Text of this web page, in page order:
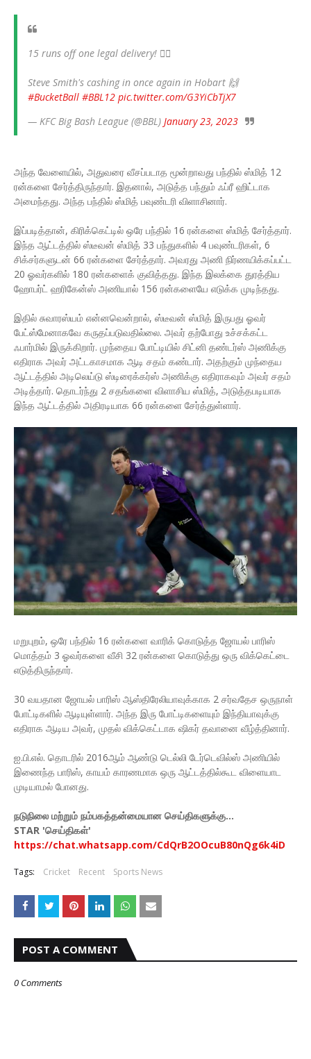
15 runs off one legal delivery! 😵‍💫
Steve Smith's cashing in once again in Hobart 🙌
#BucketBall #BBL12 pic.twitter.com/G3YiCbTjX7
— KFC Big Bash League (@BBL) January 23, 2023
அந்த வேளையில், அதுவரை வீசப்படாத மூன்றாவது பந்தில் ஸ்மித் 12
ரன்களை சேர்த்திருந்தார். இதனால், அடுத்த பந்தும் ஃப்ரீ ஹிட்டாக
அமைந்தது. அந்த பந்தில் ஸ்மித் பவுண்டரி விளாசினார்.
இப்படித்தான், கிரிக்கெட்டில் ஒரே பந்தில் 16 ரன்களை ஸ்மித் சேர்த்தார்.
இந்த ஆட்டத்தில் ஸ்டீவன் ஸ்மித் 33 பந்துகளில் 4 பவுண்டரிகள், 6
சிக்சர்களுடன் 66 ரன்களை சேர்த்தார். அவரது அணி நிர்ணயிக்கப்பட்ட
20 ஓவர்களில் 180 ரன்களைக் குவித்தது. இந்த இலக்கை துரத்திய
ஹோபர்ட் ஹரிகேன்ஸ் அணியால் 156 ரன்களையே எடுக்க முடிந்தது.
இதில் சுவாரஸ்யம் என்னவென்றால், ஸ்டீவன் ஸ்மித் இருபது ஓவர்
பேட்ஸ்மேனாகவே கருதப்படுவதில்லை. அவர் தற்போது உச்சக்கட்ட
ஃபார்மில் இருக்கிறார். முந்தைய போட்டியில் சிட்னி தண்டர்ஸ் அணிக்கு
எதிராக அவர் அட்டகாசமாக ஆடி சதம் கண்டார். அதற்கும் முந்தைய
ஆட்டத்தில் அடிலெய்டு ஸ்டிரைக்கர்ஸ் அணிக்கு எதிராகவும் அவர் சதம்
அடித்தார். தொடர்ந்து 2 சதங்களை விளாசிய ஸ்மித், அடுத்தபடியாக
இந்த ஆட்டத்தில் அதிரடியாக 66 ரன்களை சேர்த்துள்ளார்.
மறுபுறம், ஒரே பந்தில் 16 ரன்களை வாரிக் கொடுத்த ஜோயல் பாரிஸ்
மொத்தம் 3 ஓவர்களை வீசி 32 ரன்களை கொடுத்து ஒரு விக்கெட்டை
எடுத்திருந்தார்.
30 வயதான ஜோயல் பாரிஸ் ஆஸ்திரேலியாவுக்காக 2 சர்வதேச ஒருநாள்
போட்டிகளில் ஆடியுள்ளார். அந்த இரு போட்டிகளையும் இந்தியாவுக்கு
எதிராக ஆடிய அவர், முதல் விக்கெட்டாக ஷிகர் தவானை வீழ்த்தினார்.
ஐ.பி.எல். தொடரில் 2016ஆம் ஆண்டு டெல்லி டேர்டெவில்ஸ் அணியில்
இணைந்த பாரிஸ், காயம் காரணமாக ஒரு ஆட்டத்தில்கூட விளையாட
முடியாமல் போனது.
நடுநிலை மற்றும் நம்பகத்தன்மையான செய்திகளுக்கு...
STAR 'செய்திகள்'
https://chat.whatsapp.com/CdQrB2OOcuB80nQg6k4iD
Tags: Cricket Recent Sports News
POST A COMMENT
0 Comments